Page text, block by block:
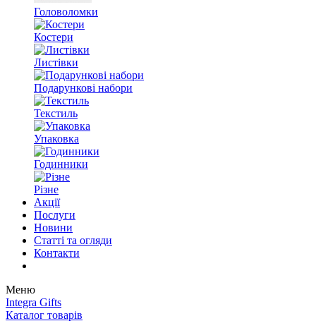
Головоломки
Костери
Листівки
Подарункові набори
Текстиль
Упаковка
Годинники
Різне
Акції
Послуги
Новини
Статті та огляди
Контакти
Меню
Integra Gifts
Каталог товарів